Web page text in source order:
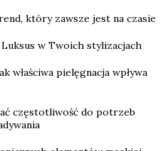
który zawsze jest na czasie
w Twoich stylizacjach
właściwa pielęgnacja wpływa
częstotliwość do potrzeb